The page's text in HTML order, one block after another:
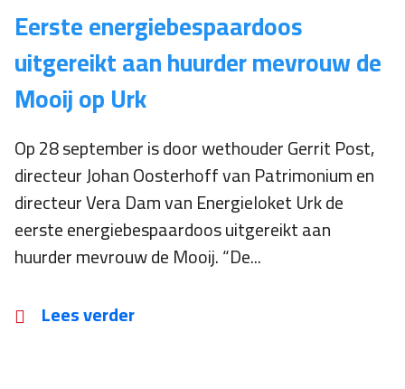
Eerste energiebespaardoos
uitgereikt aan huurder mevrouw de
Mooij op Urk
Op 28 september is door wethouder Gerrit Post,
directeur Johan Oosterhoff van Patrimonium en
directeur Vera Dam van Energieloket Urk de
eerste energiebespaardoos uitgereikt aan
huurder mevrouw de Mooij. “De...
Lees verder